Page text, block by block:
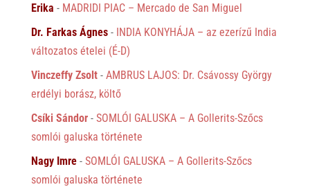
Erika - MADRIDI PIAC – Mercado de San Miguel
Dr. Farkas Ágnes- INDIA KONYHÁJA – az ezerízű India
változatos ételei (É-D)
Vinczeffy Zsolt- AMBRUS LAJOS: Dr. Csávossy György
erdélyi borász, költő
Csíki Sándor- SOMLÓI GALUSKA – A Gollerits-Szőcs
somlói galuska története
Nagy Imre- SOMLÓI GALUSKA – A Gollerits-Szőcs
somlói galuska története